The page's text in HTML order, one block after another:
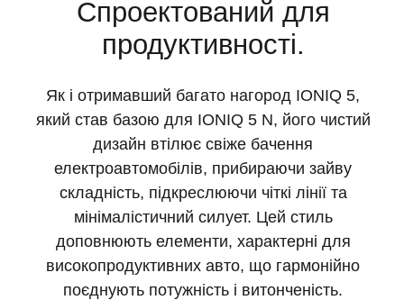
Спроектований для
продуктивності.
Як і отримавший багато нагород IONIQ 5,
який став базою для IONIQ 5 N, його чистий
дизайн втілює свіже бачення
електроавтомобілів, прибираючи зайву
складність, підкреслюючи чіткі лінії та
мінімалістичний силует. Цей стиль
доповнюють елементи, характерні для
високопродуктивних авто, що гармонійно
поєднують потужність і витонченість.